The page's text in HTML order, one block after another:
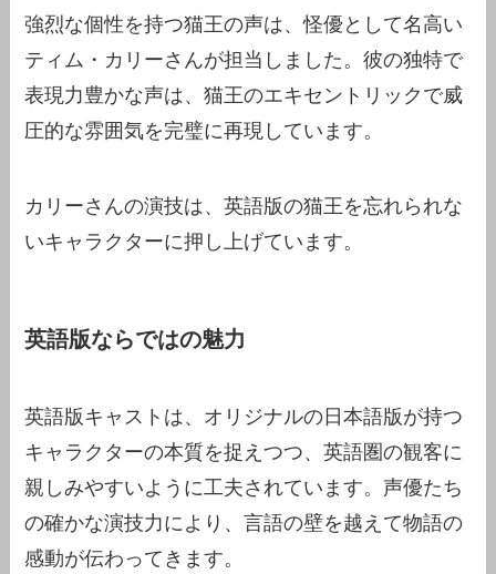
強烈な個性を持つ猫王の声は、怪優として名高い
ティム・カリーさんが担当しました。彼の独特で
表現力豊かな声は、猫王のエキセントリックで威
圧的な雰囲気を完璧に再現しています。
カリーさんの演技は、英語版の猫王を忘れられな
いキャラクターに押し上げています。
英語版ならではの魅力
英語版キャストは、オリジナルの日本語版が持つ
キャラクターの本質を捉えつつ、英語圏の観客に
親しみやすいように工夫されています。声優たち
の確かな演技力により、言語の壁を越えて物語の
感動が伝わってきます。